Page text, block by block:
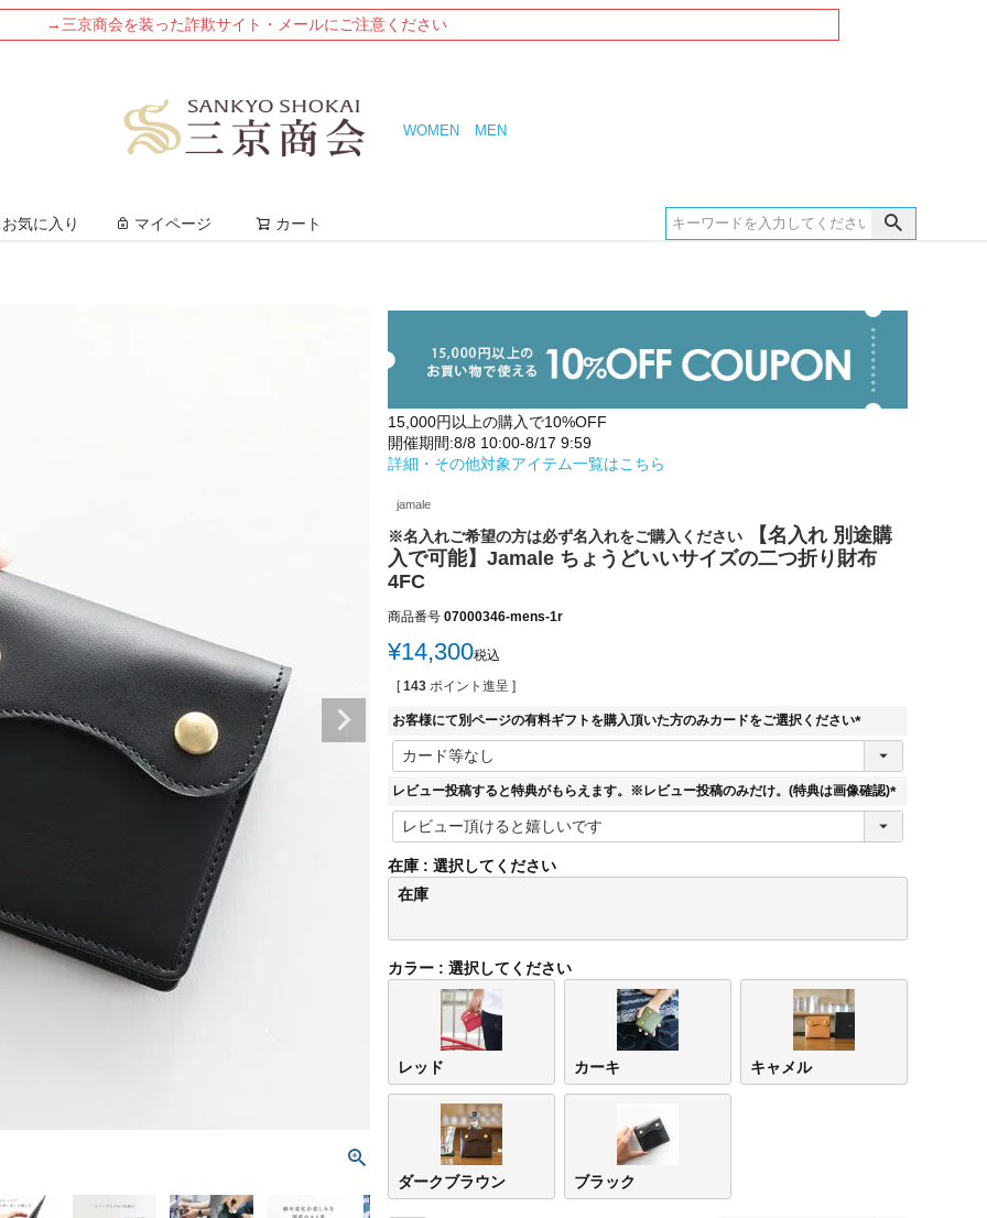
→三京商会を装った詐欺サイト・メールにご注意ください
WOMEN MEN
お気に入り マイページ カート
15,000円以上の購入で10%OFF
開催期間:8/8 10:00-8/17 9:59
詳細・その他対象アイテム一覧はこちら
jamale
※名入れご希望の方は必ず名入れをご購入ください
【名入れ 別途購
入で可能】Jamale ちょうどいいサイズの二つ折り財布
4FC
商品番号 07000346-mens-1r
¥14,300税込
[ 143 ポイント進呈 ]
お客様にて別ページの有料ギフトを購入頂いた方のみカードをご選択ください
(
須
レビュー投稿すると特典がもらえます。※レビュー投稿のみだけ。(特典は画像確認)
(
)
在庫
選択してください
在庫
カラー 選択してください
レッド カーキ キャメル
ダークブラウン ブラック